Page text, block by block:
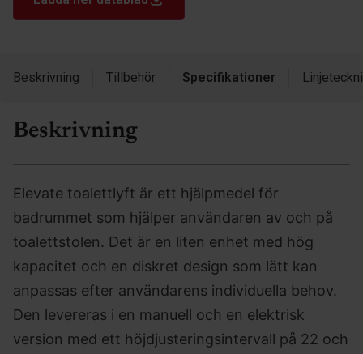
Beskrivning Tillbehör Specifikationer
Beskrivning
Elevate toalettlyft är ett hjälpmedel för
badrummet som hjälper användaren av och på
toalettstolen. Det är en liten enhet med hög
kapacitet och en diskret design som lätt kan
anpassas efter användarens individuella behov.
Den levereras i en manuell och en elektrisk
version med ett höjdjusteringsintervall på 22 och